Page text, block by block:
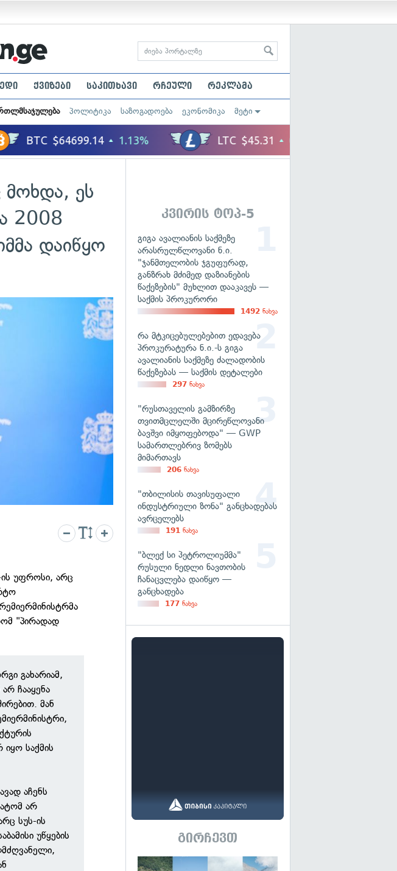
ქვიზები საკითხავი რჩეული რეკლამა
პოლიტიკა საზოგადოება ეკონომიკა მეტი
მოხდა, ეს
2008
დაიწყო
ის უფროსი, არც
"პირადად
გახარიამ,
ჩააყენა
მან
იყო საქმის
აჩენს
არ
სუს-ის
უწყების
კვირის ტოპ-5
გიგა ავალიანის საქმეზე
არასრულწლოვანი ნ.ი.
"ჯანმთელობის ჯგუფურად,
განზრახ მძიმედ დაზიანების
წაქეზების" მუხლით დააკავეს —
საქმის პროკურორი
1492 ნახვა
რა მტკიცებულებებით ედავება
პროკურატურა ნ.ი.-ს გიგა
ავალიანის საქმეზე ძალადობის
წაქეზებას — საქმის დეტალები
297 ნახვა
"რუსთაველის გამზირზე
თვითმცლელში მცირეწლოვანი
ბავშვი იმყოფებოდა" — GWP
სამართლებრივ ზომებს
მიმართავს
206 ნახვა
"თბილისის თავისუფალი
ინდუსტრიული ზონა" განცხადებას
ავრცელებს
191 ნახვა
"ბლექ სი პეტროლიუმმა"
რუსული ნედლი ნავთობის
ჩანაცვლება დაიწყო —
განცხადება
177 ნახვა
გირჩევთ